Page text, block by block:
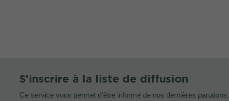
S’inscrire à la liste de diffusion
Ce service vous permet d’être informé de nos dernières parutions.